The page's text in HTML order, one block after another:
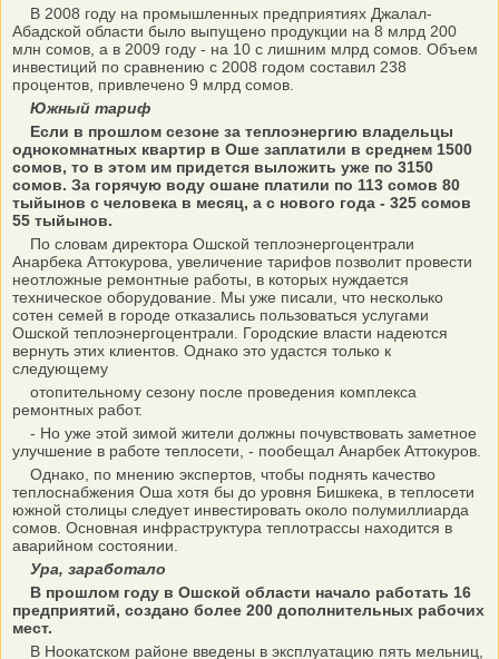
В 2008 году на промышленных предприятиях Джалал-
Абадской области было выпущено продукции на 8 млрд 200
млн сомов, а в 2009 году - на 10 с лишним млрд сомов. Объем
инвестиций по сравнению с 2008 годом составил 238
процентов, привлечено 9 млрд сомов.
Южный тариф
Если в прошлом сезоне за теплоэнергию владельцы
однокомнатных квартир в Оше заплатили в среднем 1500
сомов, то в этом им придется выложить уже по 3150
сомов. За горячую воду ошане платили по 113 сомов 80
тыйынов с человека в месяц, а с нового года - 325 сомов
55 тыйынов.
По словам директора Ошской теплоэнергоцентрали
Анарбека Аттокурова, увеличение тарифов позволит провести
неотложные ремонтные работы, в которых нуждается
техническое оборудование. Мы уже писали, что несколько
сотен семей в городе отказались пользоваться услугами
Ошской теплоэнергоцентрали. Городские власти надеются
вернуть этих клиентов. Однако это удастся только к
следующему
отопительному сезону после проведения комплекса
ремонтных работ.
- Но уже этой зимой жители должны почувствовать заметное
улучшение в работе теплосети, - пообещал Анарбек Аттокуров.
Однако, по мнению экспертов, чтобы поднять качество
теплоснабжения Оша хотя бы до уровня Бишкека, в теплосети
южной столицы следует инвестировать около полумиллиарда
сомов. Основная инфраструктура теплотрассы находится в
аварийном состоянии.
Ура, заработало
В прошлом году в Ошской области начало работать 16
предприятий, создано более 200 дополнительных рабочих
мест.
В Ноокатском районе введены в эксплуатацию пять мельниц,